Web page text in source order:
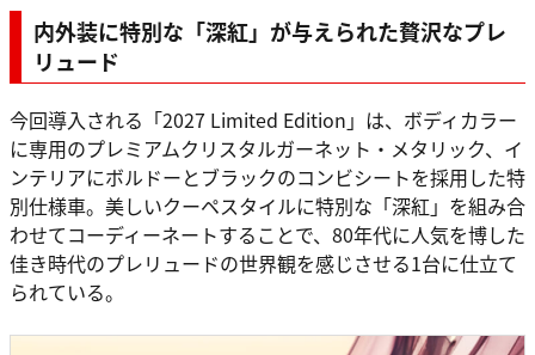
内外装に特別な「深紅」が与えられた贅沢なプレ
リュード
今回導入される「2027 Limited Edition」は、ボディカラー
に専用のプレミアムクリスタルガーネット・メタリック、イ
ンテリアにボルドーとブラックのコンビシートを採用した特
別仕様車。美しいクーペスタイルに特別な「深紅」を組み合
わせてコーディーネートすることで、80年代に人気を博した
佳き時代のプレリュードの世界観を感じさせる1台に仕立て
られている。